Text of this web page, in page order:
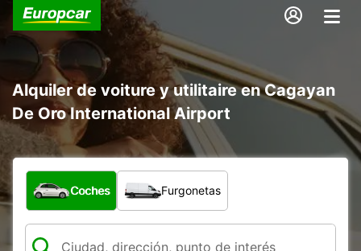
Alquiler de voiture y utilitaire en Cagayan
De Oro International Airport
¿Qué tipo de vehículo?
Coches Furgonetas